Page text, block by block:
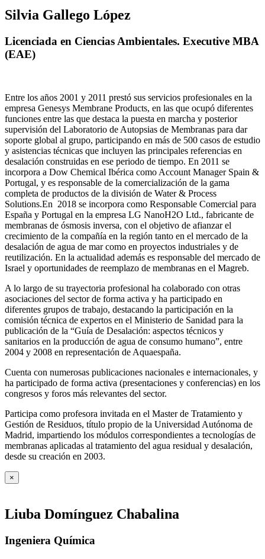
Silvia Gallego López
Licenciada en Ciencias Ambientales. Executive MBA
(EAE)
Entre los años 2001 y 2011 prestó sus servicios profesionales en la
empresa Genesys Membrane Products, en las que ocupó diferentes
funciones entre las que destaca la puesta en marcha y posterior
supervisión del Laboratorio de Autopsias de Membranas para dar
soporte global al grupo, participando en más de 500 casos de estudio
y asistencias técnicas que incluyen las principales referencias en
desalación construidas en ese periodo de tiempo. En 2011 se
incorpora a Dow Chemical Ibérica como Account Manager Spain &
Portugal, y es responsable de la comercialización de la gama
completa de productos de la división de Water & Process
Solutions.En 2018 se incorpora como Responsable Comercial para
España y Portugal en la empresa LG NanoH2O Ltd., fabricante de
membranas de ósmosis inversa, con el objetivo de afianzar el
crecimiento de la compañía en la región tanto en el mercado de la
desalación de agua de mar como en proyectos industriales y de
reutilización. En la actualidad además es responsable del mercado de
Israel y oportunidades de reemplazo de membranas en el Magreb.
A lo largo de su trayectoria profesional ha colaborado con otras
asociaciones del sector de forma activa y ha participado en
diferentes grupos de trabajo, destacando la participación en la
comisión técnica de expertos en el Ministerio de Sanidad para la
publicación de la “Guía de Desalación: aspectos técnicos y
sanitarios en la producción de agua de consumo humano”, entre
2004 y 2008 en representación de Aquaespaña.
Cuenta con numerosas publicaciones nacionales e internacionales, y
ha participado de forma activa (presentaciones y conferencias) en los
congresos y foros más relevantes del sector.
Participa como profesora invitada en el Master de Tratamiento y
Gestión de Residuos, título propio de la Universidad Autónoma de
Madrid, impartiendo los módulos correspondientes a tecnologías de
membranas aplicadas al tratamiento del agua residual y desalación,
desde su creación en 2003.
×
Liuba Domínguez Chabalina
Ingeniera Química